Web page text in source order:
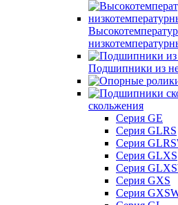
Подшипники из
скольжения
Серия GE
Серия GLRS
Серия
Серия GLXS
Серия
Серия GXS
Серия